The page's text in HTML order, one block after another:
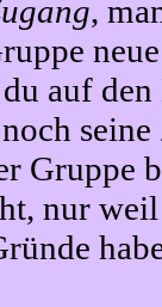
,
auf
Gruppe
nur